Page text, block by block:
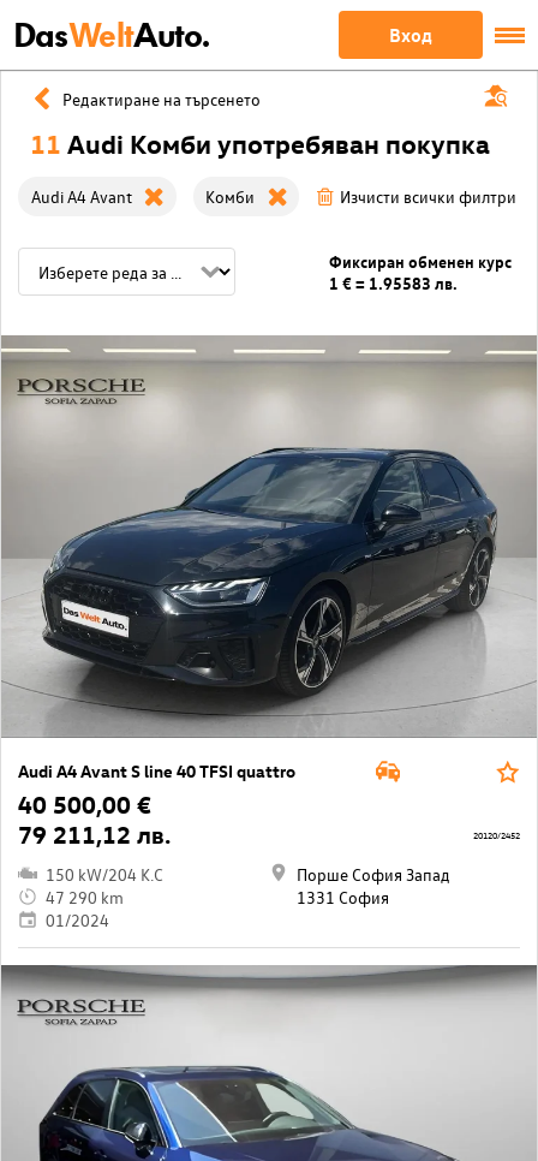
DasWeltAuto. Вход
Редактиране на търсенето
11 Audi Комби употребяван покупка
Audi A4 Avant Комби Изчисти всички филтри
Фиксиран обменен курс
1 € = 1.95583 лв.
Audi A4 Avant S line 40 TFSI quattro
40 500,00 €
79 211,12 лв.
150 kW/204 K.C
47 290 km
01/2024
Порше София Запад
1331 София
20120/2452